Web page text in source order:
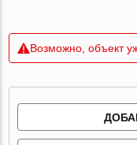
Возможно, объект